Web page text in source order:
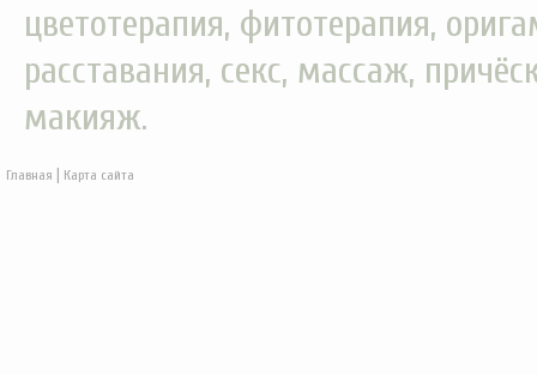
цветотерапия, фитотерапия,
расставания, секс, массаж,
макияж.
Главная Карта сайта